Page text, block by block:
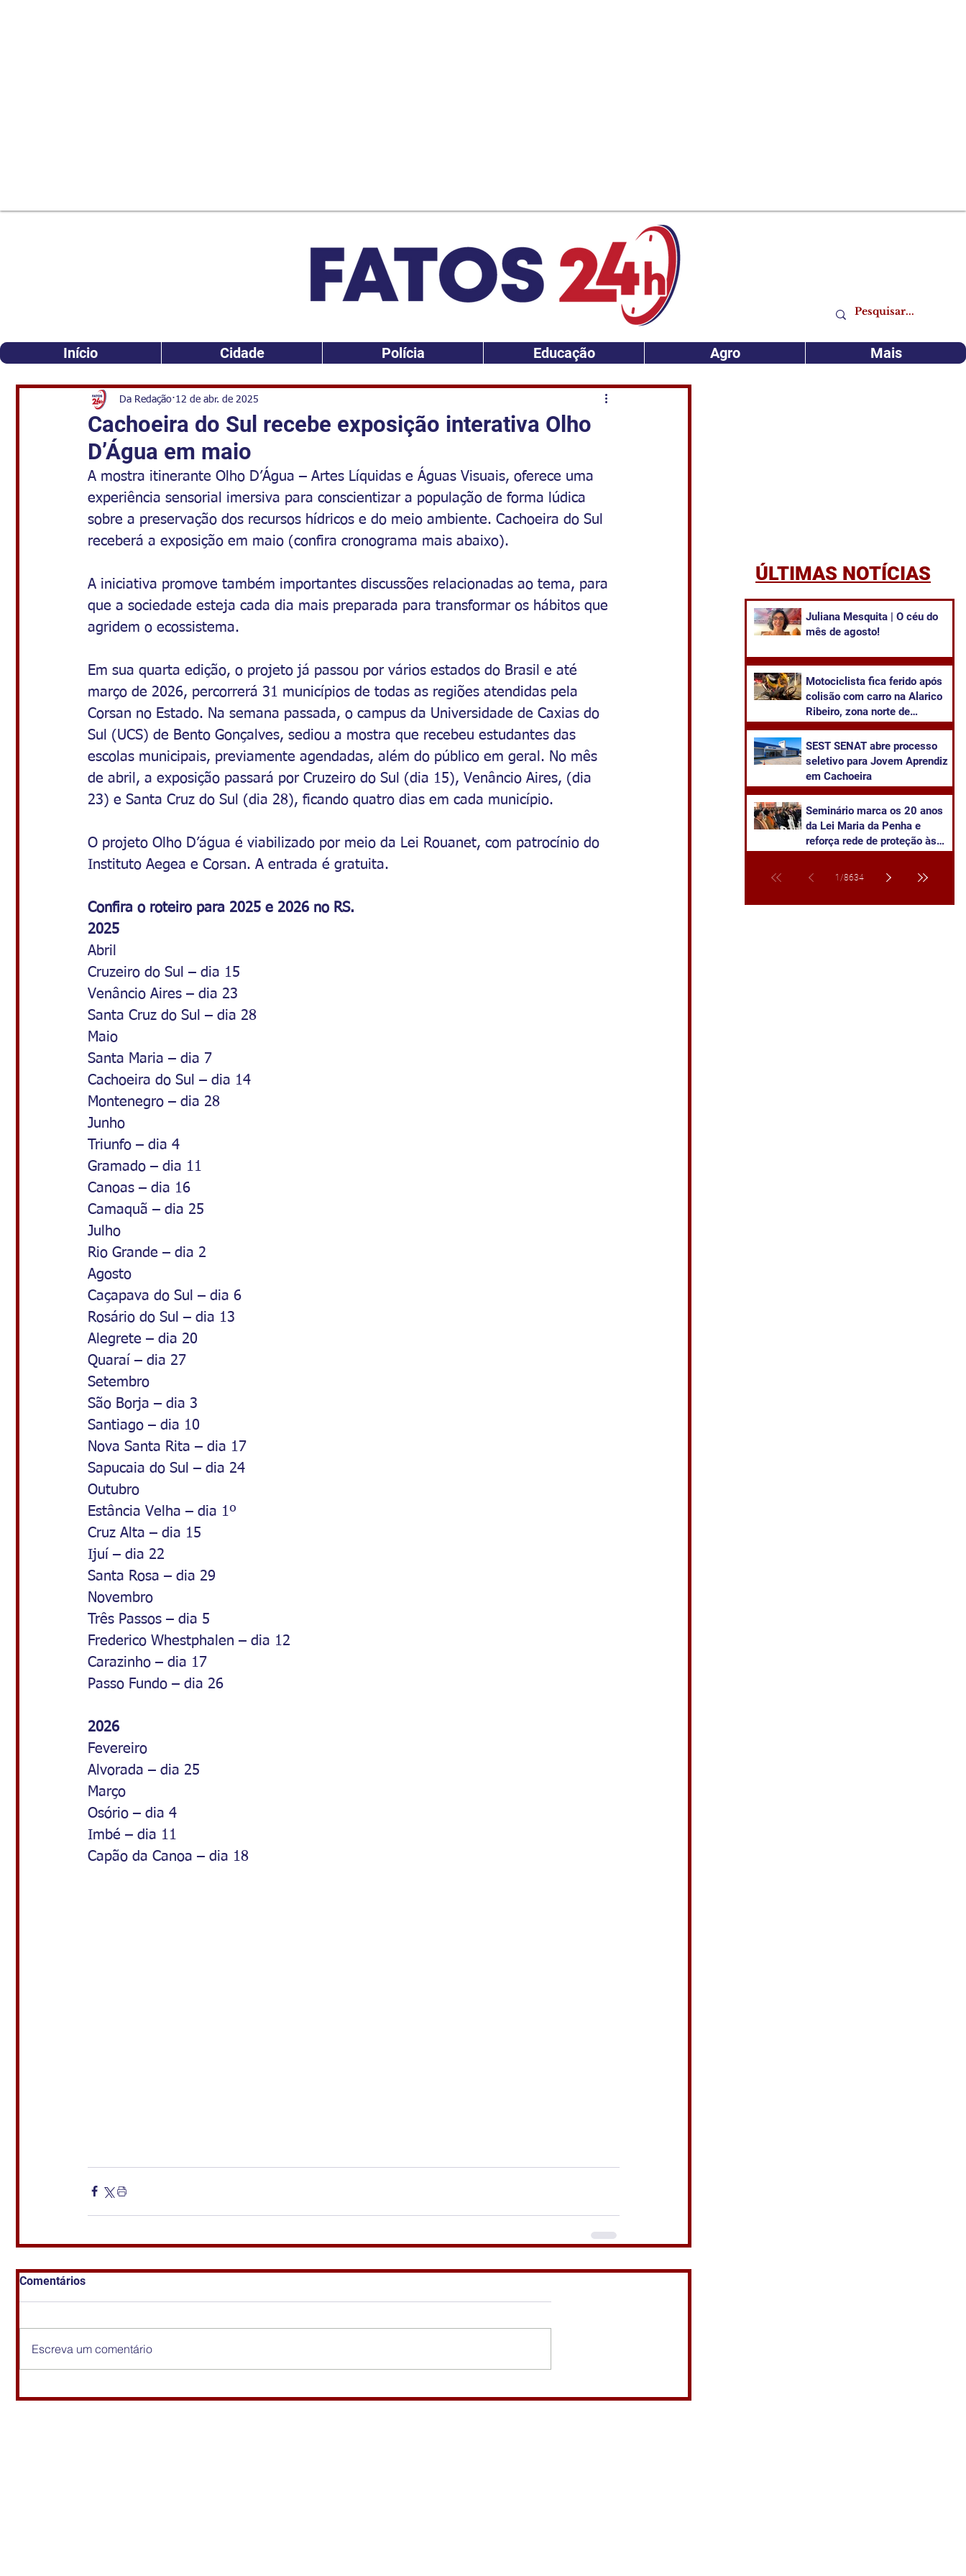
Início Cidade Polícia Educação Agro Mais
Cachoeira do Sul recebe exposição interativa Olho
D’Água em maio
Da Redação 12 de abr. de 2025
A mostra itinerante Olho D’Água – Artes Líquidas e Águas Visuais, oferece uma
experiência sensorial imersiva para conscientizar a população de forma lúdica
sobre a preservação dos recursos hídricos e do meio ambiente. Cachoeira do Sul
receberá a exposição em maio (confira cronograma mais abaixo).
A iniciativa promove também importantes discussões relacionadas ao tema, para
que a sociedade esteja cada dia mais preparada para transformar os hábitos que
agridem o ecossistema.
Em sua quarta edição, o projeto já passou por vários estados do Brasil e até
março de 2026, percorrerá 31 municípios de todas as regiões atendidas pela
Corsan no Estado. Na semana passada, o campus da Universidade de Caxias do
Sul (UCS) de Bento Gonçalves, sediou a mostra que recebeu estudantes das
escolas municipais, previamente agendadas, além do público em geral. No mês
de abril, a exposição passará por Cruzeiro do Sul (dia 15), Venâncio Aires, (dia
23) e Santa Cruz do Sul (dia 28), ficando quatro dias em cada município.
O projeto Olho D’água é viabilizado por meio da Lei Rouanet, com patrocínio do
Instituto Aegea e Corsan. A entrada é gratuita.
Confira o roteiro para 2025 e 2026 no RS.
2025
Abril
Cruzeiro do Sul – dia 15
Venâncio Aires – dia 23
Santa Cruz do Sul – dia 28
Maio
Santa Maria – dia 7
Cachoeira do Sul – dia 14
Montenegro – dia 28
Junho
Triunfo – dia 4
Gramado – dia 11
Canoas – dia 16
Camaquã – dia 25
Julho
Rio Grande – dia 2
Agosto
Caçapava do Sul – dia 6
Rosário do Sul – dia 13
Alegrete – dia 20
Quaraí – dia 27
Setembro
São Borja – dia 3
Santiago – dia 10
Nova Santa Rita – dia 17
Sapucaia do Sul – dia 24
Outubro
Estância Velha – dia 1º
Cruz Alta – dia 15
Ijuí – dia 22
Santa Rosa – dia 29
Novembro
Três Passos – dia 5
Frederico Whestphalen – dia 12
Carazinho – dia 17
Passo Fundo – dia 26
2026
Fevereiro
Alvorada – dia 25
Março
Osório – dia 4
Imbé – dia 11
Capão da Canoa – dia 18
Comentários
Escreva um comentário
ÚLTIMAS NOTÍCIAS
Juliana Mesquita | O céu do
mês de agosto!
Motociclista fica ferido após
colisão com carro na Alarico
Ribeiro, zona norte de
SEST SENAT abre processo
seletivo para Jovem Aprendiz
em Cachoeira
Seminário marca os 20 anos
da Lei Maria da Penha e
reforça rede de proteção às
1 /8634